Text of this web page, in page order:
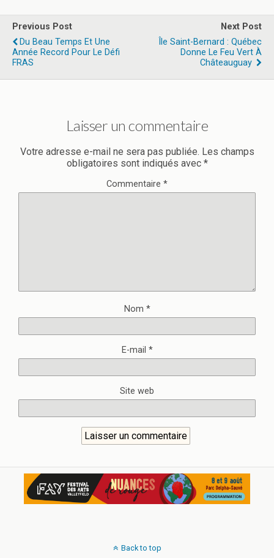
Previous Post
Du Beau Temps Et Une
Année Record Pour Le Défi
FRAS
Next Post
Île Saint-Bernard : Québec
Donne Le Feu Vert À
Châteauguay
Laisser un commentaire
Votre adresse e-mail ne sera pas publiée. Les champs
obligatoires sont indiqués avec *
Commentaire *
Nom *
E-mail *
Site web
Back to top